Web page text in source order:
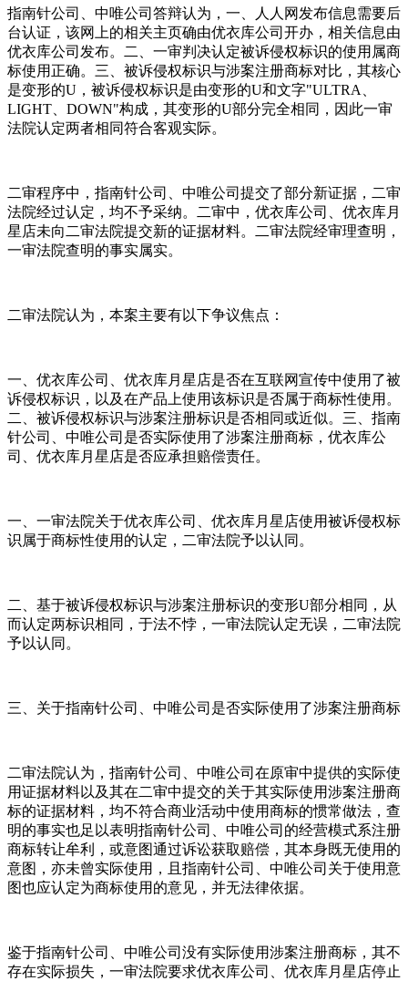
指南针公司、中唯公司答辩认为，一、人人网发布信息需要后
台认证，该网上的相关主页确由优衣库公司开办，相关信息由
优衣库公司发布。二、一审判决认定被诉侵权标识的使用属商
标使用正确。三、被诉侵权标识与涉案注册商标对比，其核心
是变形的U，被诉侵权标识是由变形的U和文字"ULTRA、
LIGHT、DOWN"构成，其变形的U部分完全相同，因此一审
法院认定两者相同符合客观实际。
二审程序中，指南针公司、中唯公司提交了部分新证据，二审
法院经过认定，均不予采纳。二审中，优衣库公司、优衣库月
星店未向二审法院提交新的证据材料。二审法院经审理查明，
一审法院查明的事实属实。
二审法院认为，本案主要有以下争议焦点：
一、优衣库公司、优衣库月星店是否在互联网宣传中使用了被
诉侵权标识，以及在产品上使用该标识是否属于商标性使用。
二、被诉侵权标识与涉案注册标识是否相同或近似。三、指南
针公司、中唯公司是否实际使用了涉案注册商标，优衣库公
司、优衣库月星店是否应承担赔偿责任。
一、一审法院关于优衣库公司、优衣库月星店使用被诉侵权标
识属于商标性使用的认定，二审法院予以认同。
二、基于被诉侵权标识与涉案注册标识的变形U部分相同，从
而认定两标识相同，于法不悖，一审法院认定无误，二审法院
予以认同。
三、关于指南针公司、中唯公司是否实际使用了涉案注册商标
二审法院认为，指南针公司、中唯公司在原审中提供的实际使
用证据材料以及其在二审中提交的关于其实际使用涉案注册商
标的证据材料，均不符合商业活动中使用商标的惯常做法，查
明的事实也足以表明指南针公司、中唯公司的经营模式系注册
商标转让牟利，或意图通过诉讼获取赔偿，其本身既无使用的
意图，亦未曾实际使用，且指南针公司、中唯公司关于使用意
图也应认定为商标使用的意见，并无法律依据。
鉴于指南针公司、中唯公司没有实际使用涉案注册商标，其不
存在实际损失，一审法院要求优衣库公司、优衣库月星店停止